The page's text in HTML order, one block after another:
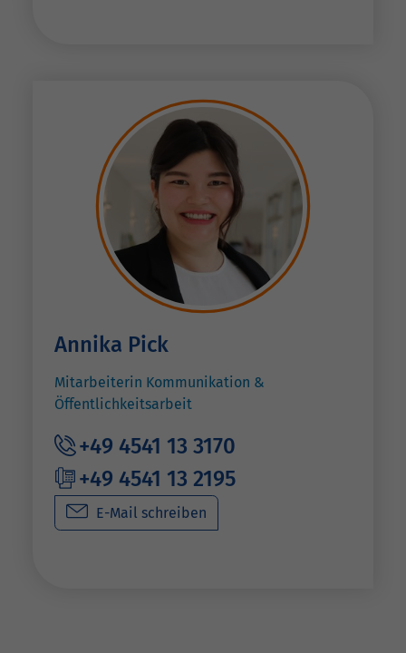
Annika Pick
Mitarbeiterin Kommunikation &
Öffentlichkeitsarbeit
+49 4541 13 3170
+49 4541 13 2195
E-Mail schreiben